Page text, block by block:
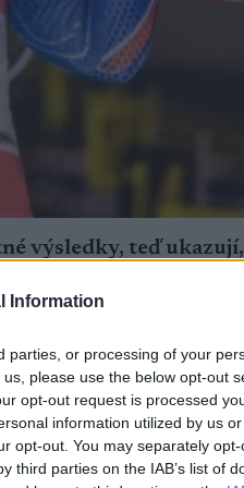
Information
parties, or processing of your
please use the below opt-out
opt-out request is processed
information utilized by us
opt-out. You may separately
third parties on the IAB’s list of
výsledky, teď
Veronika Vítková,
terč, a pokud by ho